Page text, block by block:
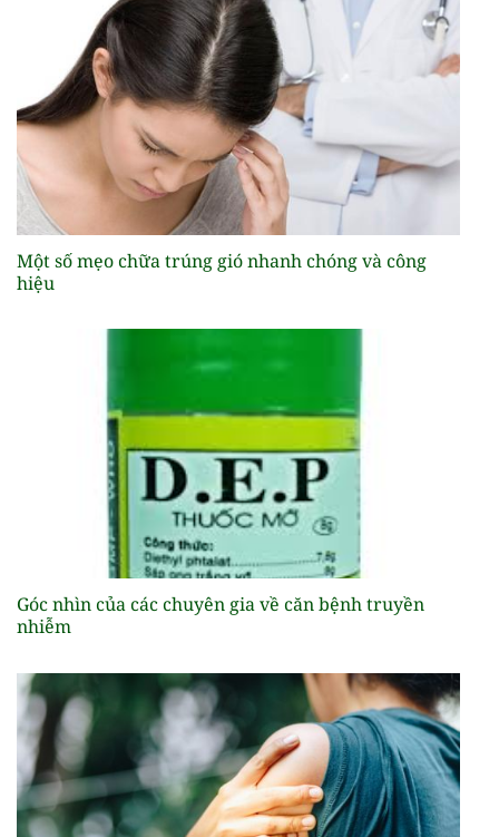
Một số mẹo chữa trúng gió nhanh chóng và công
hiệu
Góc nhìn của các chuyên gia về căn bệnh truyền
nhiễm